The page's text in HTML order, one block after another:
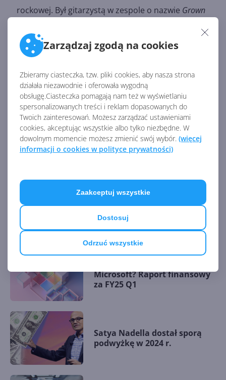
Zarządzaj zgodą na cookies
Zbieramy ciasteczka, tzw. pliki cookies, aby nasza strona
działała niezawodnie i oferowała wygodną
obsługę.Ciasteczka pomagają nam też w wyświetlaniu
spersonalizowanych treści i reklam dopasowanych do
Twoich zainteresowań. Możesz zarządzać ustawieniami
cookies, akceptując wszystkie albo tylko niezbędne. W
dowolnym momencie możesz zmienić swój wybór. (więcej
informacji o cookies w polityce prywatności)
Odrzuć wszystkie
Dostosuj
Zaakceptuj wszystkie
rockowej. Był gitarzystą w zespole o nazwie Grown
Allen był kawalerem. Nigdy się nie ożenił i nie
miał dzieci. Znany był z rozrywkowego i rozrzutnego
stylu życia.
Źródło:
https://www.windowscentral.com/10-things-you-
didnt-know-about-microsoft-cofounder-paul-allen
Microsoftu na AI. Udziałowcy
żądają wyjaśnień
Microsoft? Raport finansowy
za FY25 Q1
Satya Nadella dostał sporą
podwyżkę w 2024 r.